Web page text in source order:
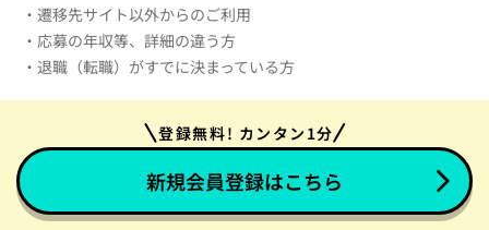
・遷移先サイト以外からのご利用
・応募の年収等、詳細の違う方
・退職（転職）がすでに決まっている方
登録無料! カンタン1分
新規会員登録はこちら